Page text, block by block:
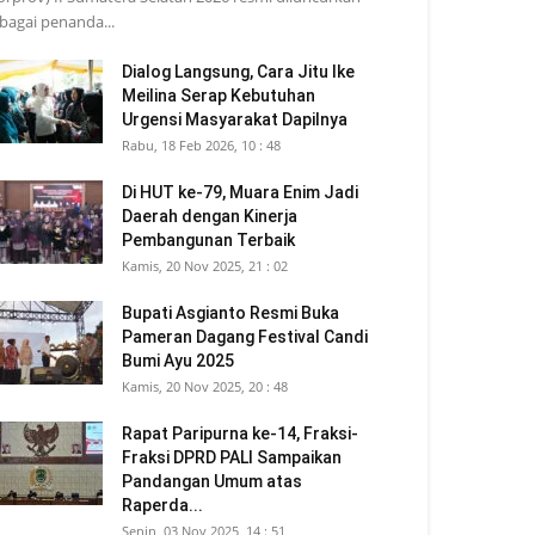
penanda...
Dialog Langsung, Cara Jitu Ike
Meilina Serap Kebutuhan
Urgensi Masyarakat Dapilnya
Rabu, 18 Feb 2026, 10 : 48
Di HUT ke-79, Muara Enim Jadi
Daerah dengan Kinerja
Pembangunan Terbaik
Kamis, 20 Nov 2025, 21 : 02
Bupati Asgianto Resmi Buka
Pameran Dagang Festival Candi
Bumi Ayu 2025
Kamis, 20 Nov 2025, 20 : 48
Rapat Paripurna ke-14, Fraksi-
Fraksi DPRD PALI Sampaikan
Pandangan Umum atas
Raperda...
Senin, 03 Nov 2025, 14 : 51